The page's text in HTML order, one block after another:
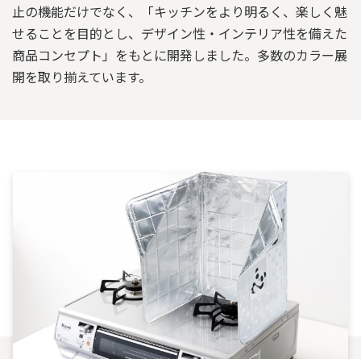
止の機能だけでなく、「キッチンをより明るく、楽しく魅
せることを目的とし、デザイン性・インテリア性を備えた
商品コンセプト」をもとに開発しました。多数のカラー展
開を取り揃えています。